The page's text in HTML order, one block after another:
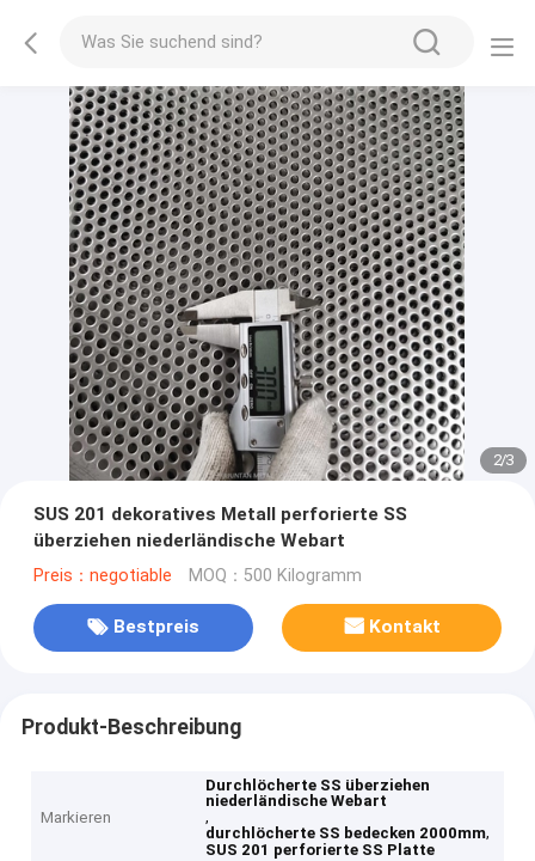
2/3
SUS 201 dekoratives Metall perforierte SS
überziehen niederländische Webart
Preis：negotiable MOQ：500 Kilogramm
Bestpreis Kontakt
Produkt-Beschreibung
Markieren
Durchlöcherte SS überziehen
niederländische Webart
,
durchlöcherte SS bedecken 2000mm,
SUS 201 perforierte SS Platte